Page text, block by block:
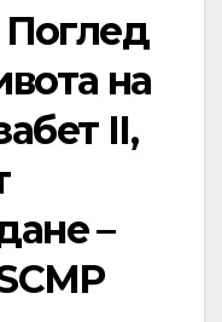
Поглед
на
II,
–